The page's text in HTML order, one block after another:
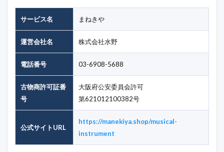
サービス名 まねきや
運営会社名 株式会社水野
電話番号 03-6908-5688
古物商許可証番
号
大阪府公安委員会許可
第621012100382号
公式サイトURL
https://manekiya.shop/musical-
instrument